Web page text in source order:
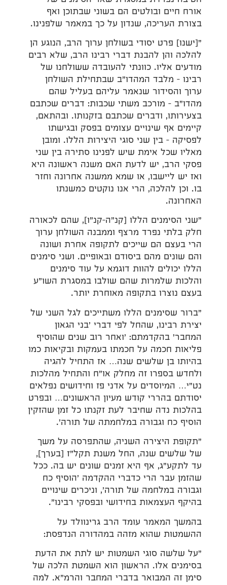
אורח חיים ובולטים הם בשוני שבתוכן ואף
בצורת העריכה, שנדון על כך במאמר שלפנינו.
"[ישנו] פרט יסודי בשולחן ערוך הרב, הנוגע הן
להלכה והן להבנת דברי רבינו הרב, שלא רבים
מודעים אליו. כוונתי להעובדה ששולחנו של
רבינו – מלבד המהדו"ב שבתחילת השולחן
ערוך והסידור שנאמר עליהם בעליל שהם
מהדו"ב – מורכב משתי שכבות: דברים שכתבם
בצעירותו, ודברים שכתבם בזקנותו. ובהתאם,
קיימים אף שינויים עצומים בפסק ובגישתו
לפסיקה – בין שני סוגי היצירות הללו. ומובן
מאליו שכל אימת שיש לפנינו סתירה בין שני
פסקי הרב, יש לדעת האם משנה ראשונה היא
ואז יש ליישבו, או שמא ממשנה אחרונה וחזר
בו. וכן להלכה, הרי אנו נוקטים כמשנתו
האחרונה.
"שני הסימנים הללו [קנ"ה–קנ"ו], שהם לכאורה
חלק בלתי נפרד מרצף וממבנה השולחן ערוך
הרי בעצם הם שייכים לתקופה אחרת ושונה
והם שונים מהם ביסודם ובאופיים. ושני סימנים
הללו יכולים להוות דוגמא על עוד סימנים
והלכות שלמרות שהם שולבו במסגרת השו"ע
בעצם נוצרו בתקופה מאוחרת יותר.
"ברור שסימנים הללו משתייכים לגל השני של
יצירת רבינו, שהחל לפי דברי 'בני הגאון
המחבר' בהקדמתם: 'ואחר רוב שנים שהוסיף
פליאות חכמה על חכמתו בעמקות ובקיאות כמו
בהיותו בן שלשים שנה… אז התחיל להגיה
ולחדש בספרו זה מחלק או"ח והתחיל מהלכות
נט"י… המיוסדים על אדני פז וחידושים נפלאים
יסודתם בהררי קודש מעיון הראשונים… ובפרט
בהלכות נדה שחיבר לעת זקנתו כל זמן שהזקין
הוסיף כח וגבורה במלחמתה של תורה'.
"תקופת היצירה השניה, שהתפרסה על משך
של שלשים שנה, החל משנת תקל"ז [בערך],
עד לתקע"ג, אף היא זמנים שונים יש בה. ככל
שהזמן עבר הרי כדברי ההקדמה 'הוסיף כח
וגבורה במלחמה של תורה', וניכרים שינויים
בהיקף העצמאות בחידושי ובפסקי רבינו".
בהמשך המאמר עומד הרב גרינוולד על
ההשמטות שהוא מזהה במהדורה הנדפסת:
"על שלשה סוגי השמטות יש לתת את הדעת
בסימנים אלו. הראשון הוא השמטת הלכה של
סימן זה המבואר בדברי המחבר והרמ"א. למה